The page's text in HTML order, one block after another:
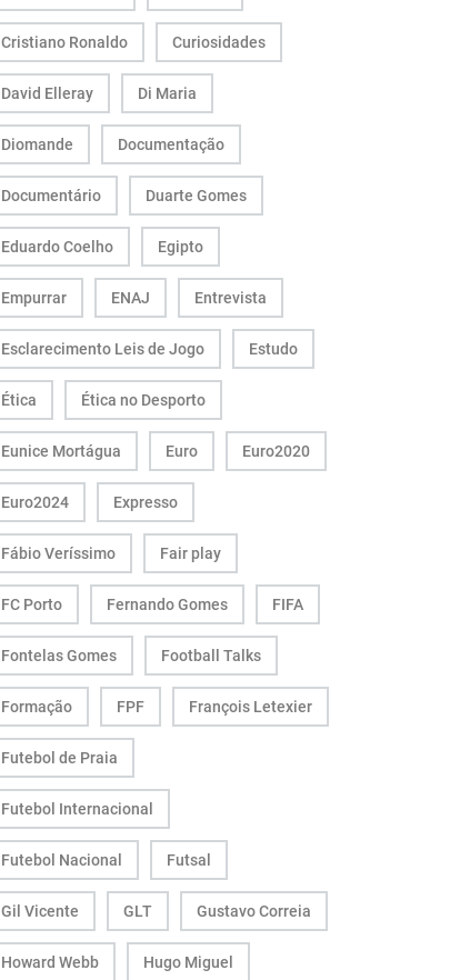
Cristiano Ronaldo Curiosidades
David Elleray Di Maria
Diomande Documentação
Documentário Duarte Gomes
Eduardo Coelho Egipto
Empurrar ENAJ Entrevista
Esclarecimento Leis de Jogo Estudo
Ética Ética no Desporto
Eunice Mortágua Euro Euro2020
Euro2024 Expresso
Fábio Veríssimo Fair play
FC Porto Fernando Gomes FIFA
Fontelas Gomes Football Talks
Formação FPF François Letexier
Futebol de Praia
Futebol Internacional
Futebol Nacional Futsal
Gil Vicente GLT Gustavo Correia
Howard Webb Hugo Miguel